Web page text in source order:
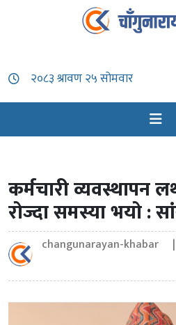
कर्मचारी व्यवस्थापन
रोज्दा समस्या भयो :
changunarayan-khabar